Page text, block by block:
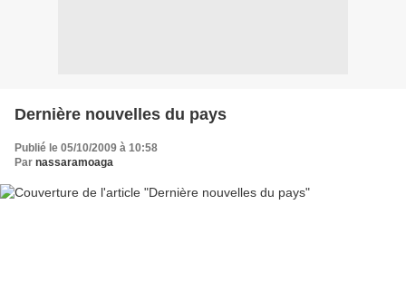
Dernière nouvelles du pays
Publié le 05/10/2009 à 10:58
Par nassaramoaga